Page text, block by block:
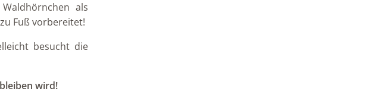
als
Fuß vorbereitet!
besucht die
wird!